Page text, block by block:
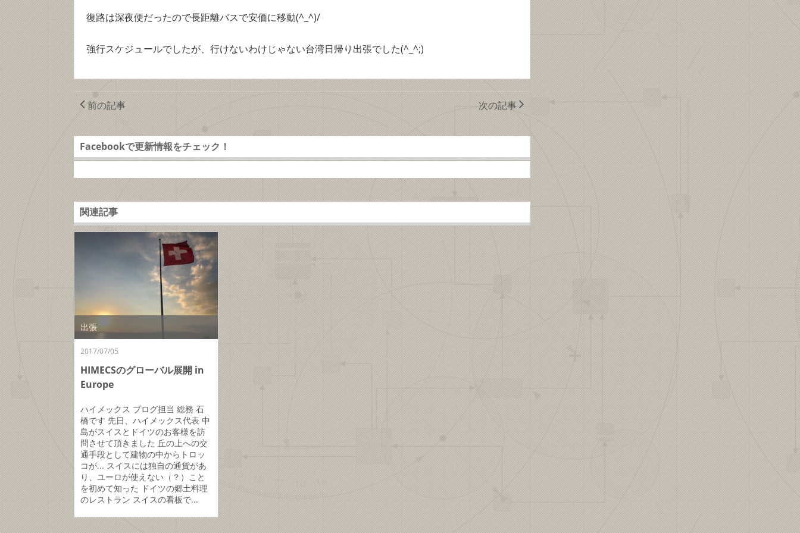
復路は深夜便だったので長距離バスで安価に移動(^_^)/
強行スケジュールでしたが、行けないわけじゃない台湾日帰り出張でした(^_^;)
前の記事 次の記事
Facebookで更新情報をチェック！
関連記事
出張
2017/07/05
HIMECSのグローバル展開 in
Europe
ハイメックス ブログ担当 総務 石
橋です 先日、ハイメックス代表 中
島がスイスとドイツのお客様を訪
問させて頂きました 丘の上への交
通手段として建物の中からトロッ
コが... スイスには独自の通貨があ
り、ユーロが使えない（？）こと
を初めて知った ドイツの郷土料理
のレストラン スイスの看板で...